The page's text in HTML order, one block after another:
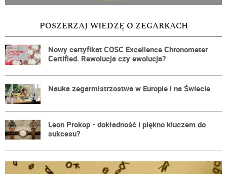
POSZERZAJ WIEDZĘ O ZEGARKACH
Nowy certyfikat COSC Excellence Chronometer
Certified. Rewolucja czy ewolucja?
Nauka zegarmistrzostwa w Europie i na Świecie
Leon Prokop - dokładność i piękno kluczem do
sukcesu?